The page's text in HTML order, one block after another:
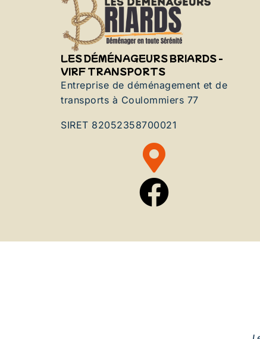
LES DÉMÉNAGEURS BRIARDS -
VIRF TRANSPORTS
Entreprise de déménagement et de
transports à Coulommiers 77
SIRET 82052358700021